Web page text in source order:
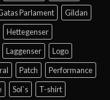
Parlament
Gildan
Hettegenser
Laggenser
Logo
Patch
Performance
Sol`s
T-shirt